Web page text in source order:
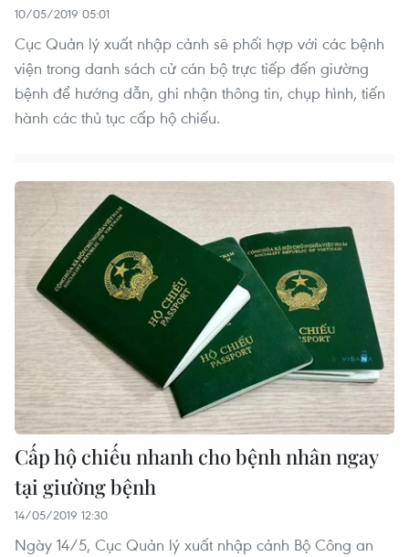
10/05/2019 05:01
Cục Quản lý xuất nhập cảnh sẽ phối hợp với các bệnh
viện trong danh sách cử cán bộ trực tiếp đến giường
bệnh để hướng dẫn, ghi nhận thông tin, chụp hình, tiến
hành các thủ tục cấp hộ chiếu.
Cấp hộ chiếu nhanh cho bệnh nhân ngay
tại giường bệnh
14/05/2019 12:30
Ngày 14/5, Cục Quản lý xuất nhập cảnh Bộ Công an